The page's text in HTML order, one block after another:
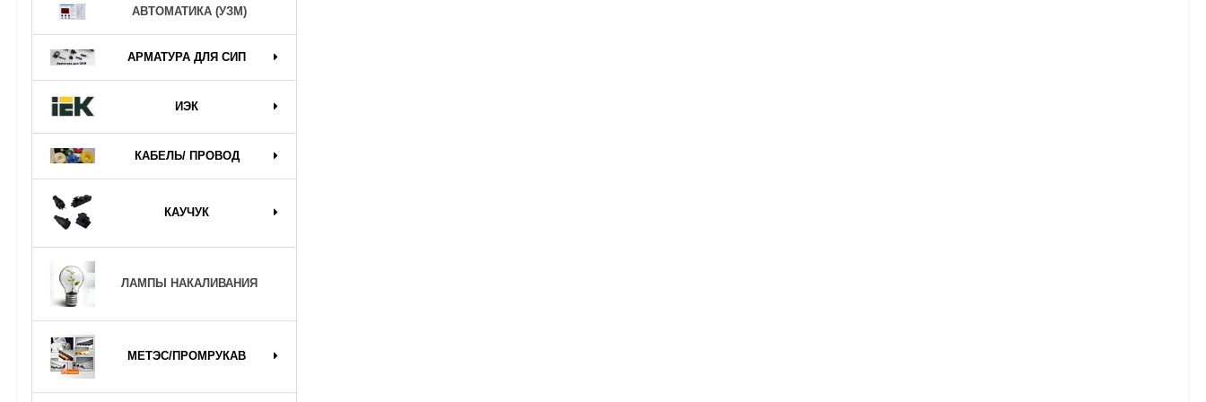
АВТОМАТИКА (УЗМ)
АРМАТУРА ДЛЯ СИП
ИЭК
КАБЕЛЬ/ ПРОВОД
КАУЧУК
ЛАМПЫ НАКАЛИВАНИЯ
МЕТЭС/ПРОМРУКАВ